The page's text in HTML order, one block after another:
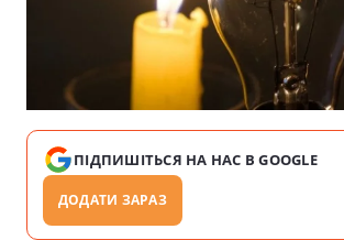
ПІДПИШІТЬСЯ НА НАС В GOOGLE
ДОДАТИ ЗАРАЗ